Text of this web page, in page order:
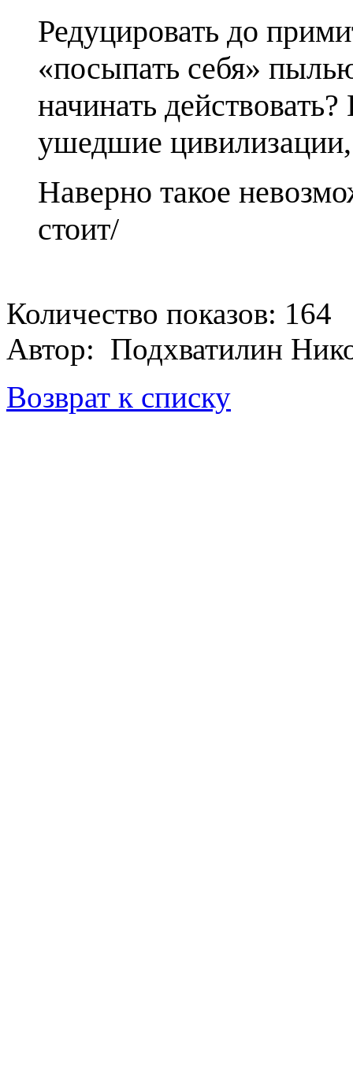
Редуцировать до
«посыпать себя»
начинать
ушедшие цивилизации,
Наверно такое
стоит/
Количество показов: 164
Автор: Подхватилин
Возврат к списку